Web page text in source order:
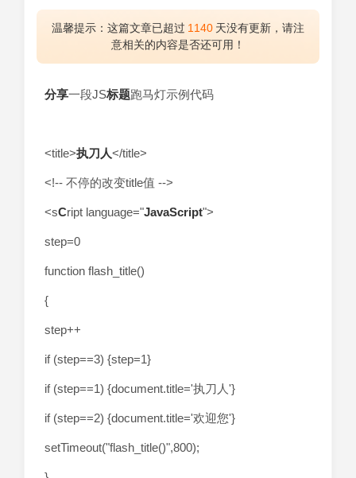
温馨提示：这篇文章已超过 1140 天没有更新，请注
意相关的内容是否还可用！
分享一段JS标题跑马灯示例代码
<title>执刀人</title>
<!-- 不停的改变title值 -->
<sCript language="JavaScript">
step=0
function flash_title()
{
step++
if (step==3) {step=1}
if (step==1) {document.title='执刀人'}
if (step==2) {document.title='欢迎您'}
setTimeout("flash_title()",800);